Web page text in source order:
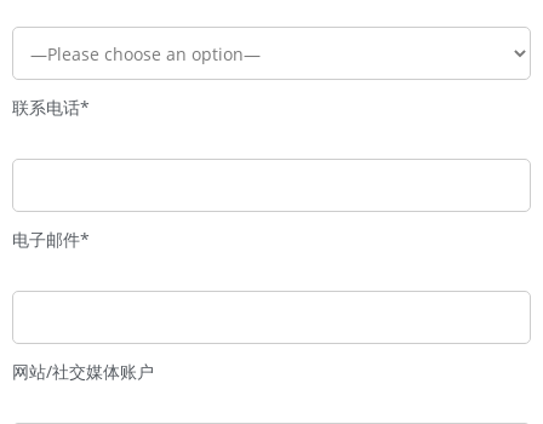
联系电话*
电子邮件*
网站/社交媒体账户